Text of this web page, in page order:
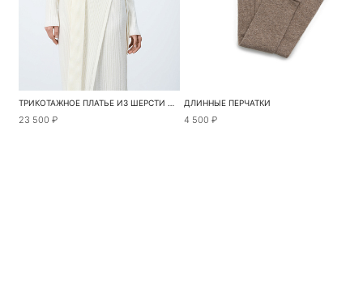
ТРИКОТАЖНОЕ ПЛАТЬЕ ИЗ ШЕРСТИ И КАШЕМИРА
23 500 ₽
ДЛИННЫЕ ПЕРЧАТКИ
4 500 ₽